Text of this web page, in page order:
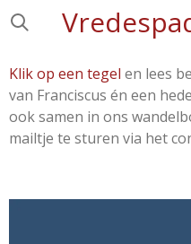
Ga
de
hoofdinhoud
Klik op een tegel en lees
van Franciscus én een
ook samen in ons
mailtje te sturen via het